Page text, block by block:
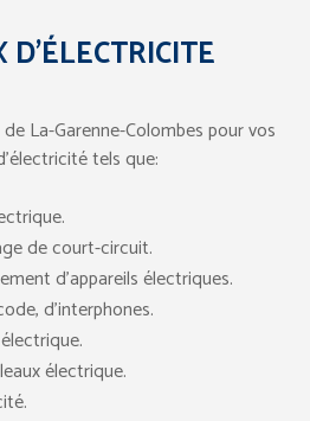
La-Garenne-Colombes pour vos
tels que:
de court-circuit.
d’appareils électriques.
d’interphones.
électrique.